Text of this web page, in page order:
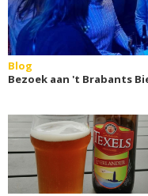
Blog
Bezoek aan 't Brabants